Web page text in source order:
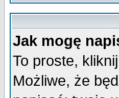
Jak mogę
To proste,
Możliwe, że